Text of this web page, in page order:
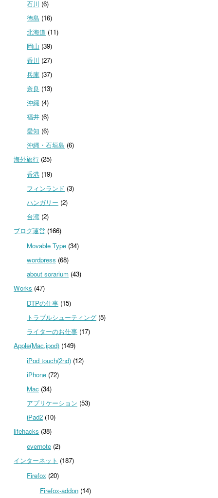
石川 (6)
徳島 (16)
北海道 (11)
岡山 (39)
香川 (27)
兵庫(37)
奈良 (13)
沖縄(4)
福井(6)
愛知 (6)
沖縄・石垣島 (6)
海外旅行 (25)
香港(19)
フィンランド (3)
ハンガリー (2)
台湾(2)
ブログ運営 (166)
Movable Type(34)
wordpress (68)
about sorarium(43)
Works (47)
DTPの仕事(15)
トラブルシューティング(5)
ライターのお仕事(17)
Apple(Mac,ipod) (149)
iPod touch(2nd)(12)
iPhone(72)
Mac(34)
アプリケーション (53)
iPad2(10)
lifehacks (38)
evernote(2)
インターネット (187)
Firefox (20)
Firefox-addon(14)